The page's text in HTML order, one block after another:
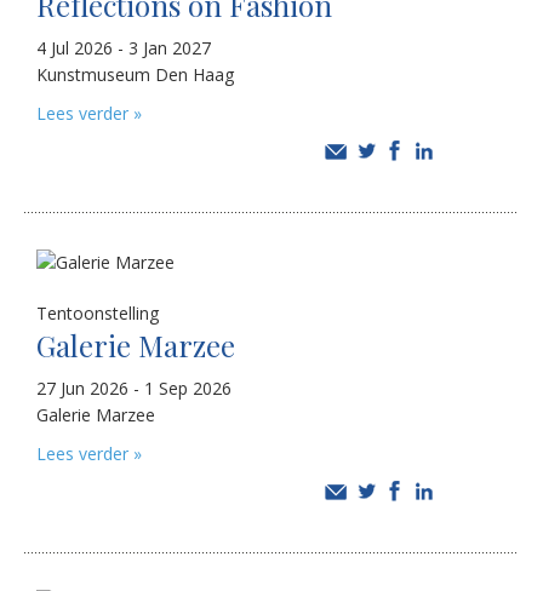
4 Jul 2026 - 3 Jan 2027
Kunstmuseum Den Haag
Lees verder »
Tentoonstelling
Galerie Marzee
27 Jun 2026 - 1 Sep 2026
Galerie Marzee
Lees verder »